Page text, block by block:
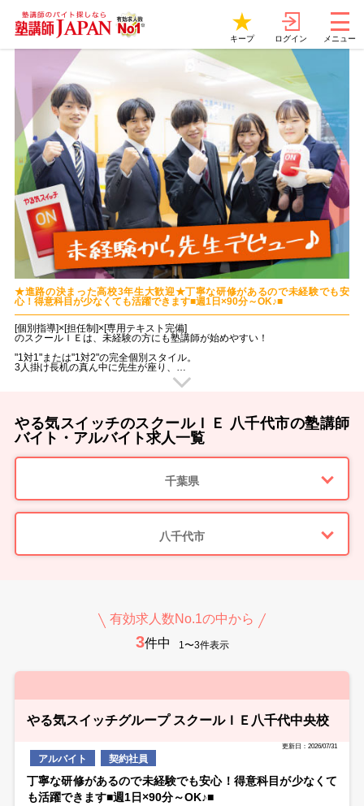
キープ ログイン メニュー
★進路の決まった高校3年生大歓迎★丁寧な研修があるので未経験でも安
心！得意科目が少なくても活躍できます■週1日×90分～OK♪■
[個別指導]×[担任制]×[専用テキスト完備]
のスクールＩＥは、未経験の方にも塾講師が始めやすい！
"1対1"または"1対2"の完全個別スタイル。
3人掛け長机の真ん中に先生が座り、
生徒のすぐ隣で勉強を教えていただきます。
「今の言い方だと伝わらなかったかな？」
「困った表情をしているからもう少し補足が必要かな？」
子どもたちのすぐ近くにいるからこそ、
ちょっとした変化にも気づけて教えやすいのです。
その瞬間を見られるのは個別指導ならではのヤリガイです。
・手洗いやアルコール消毒の徹底
・教室内の消毒（教室内や備品など毎日の消毒を徹底しています）
スクールIEでのバイトのこと、研修のこと、就職活動のことなど…
何でも先輩講師に相談できる環境です！
新しい先生を明るく迎えてくれるメンバーが待っています♪
スクールIEにはオリジナルのテキストがあり、
授業をスムーズに進められます。
■ 勤務スタート日は相談OK！ ■
学校のカリキュラムが決まって落ち着いてから…
スキマ時間を使いたい週1日勤務や
しっかり働きたい週5日勤務もOKです☆
やる気スイッチのスクールＩＥ 八千代市の塾講師
バイト・アルバイト求人一覧
千葉県
八千代市
有効求人数No.1の中から
3件中 1〜3件表示
やる気スイッチグループ スクールＩＥ八千代中央校
更新日：2026/07/31
アルバイト 契約社員
丁寧な研修があるので未経験でも安心！得意科目が少なくて
も活躍できます■週1日×90分～OK♪■